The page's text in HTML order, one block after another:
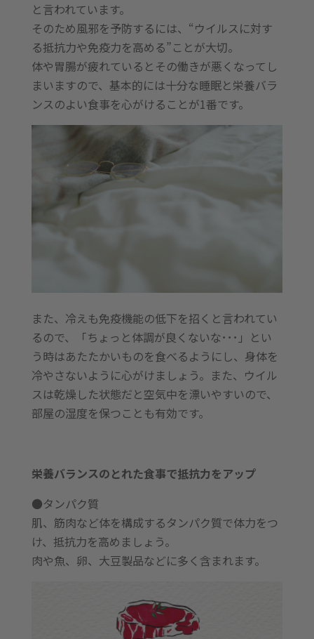
と言われています。
そのため風邪を予防するには、“ウイルスに対す
る抵抗力や免疫力を高める”ことが大切。
体や胃腸が疲れているとその働きが悪くなってし
まいますので、基本的には十分な睡眠と栄養バラ
ンスのよい食事を心がけることが1番です。
また、冷えも免疫機能の低下を招くと言われてい
るので、「ちょっと体調が良くないな･･･」とい
う時はあたたかいものを食べるようにし、身体を
冷やさないように心がけましょう。また、ウイル
スは乾燥した状態だと空気中を漂いやすいので、
部屋の湿度を保つことも有効です。
栄養バランスのとれた食事で抵抗力をアップ
●タンパク質
肌、筋肉など体を構成するタンパク質で体力をつ
け、抵抗力を高めましょう。
肉や魚、卵、大豆製品などに多く含まれます。